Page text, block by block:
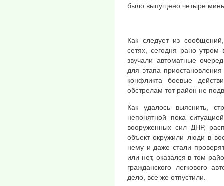
было выпущено четыре
Как следует из
сетях, сегодня рано утром
звучали автоматные
для этапа
конфликта боевые
обстрелам тот район не
Как удалось выяснить,
непонятной пока
вооруженных сил ДНР,
объект окружили люди в
нему и даже стали
или нет, оказался в том
гражданского легкового
дело, все же отпустили.